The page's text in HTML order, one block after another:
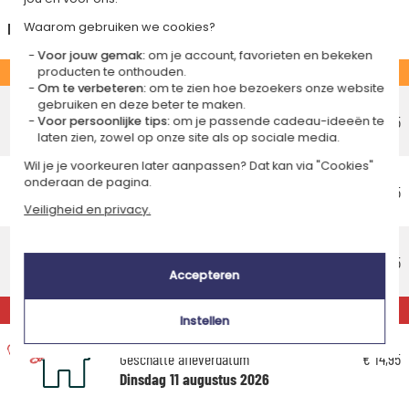
Nederland
STANDAARD
Voordelig afhaalpunt
Geschatte afleverdatum
Vrijdag 14 augustus 2026
€ 5,25
Voordelig thuisbezorging
Geschatte afleverdatum
Maandag 17 augustus 2026
€ 5,95
Woensdag 12 augustus 2026
€ 8,95
Express thuisbezorging
Geschatte afleverdatum
Dinsdag 11 augustus 2026
€ 14,95
Waarom gebruiken we cookies?
Voor jouw gemak:om je account, favorieten en bekeken
producten te onthouden.
Om te verbeteren:om te zien hoe bezoekers onze website
gebruiken en deze beter te maken.
Voor persoonlijke tips:om je passende cadeau-ideeën te
laten zien, zowel op onze site als op sociale media.
Wil je je voorkeuren later aanpassen? Dat kan via "Cookies"
onderaan de pagina.
Veiligheid en privacy.
Accepteren
Instellen